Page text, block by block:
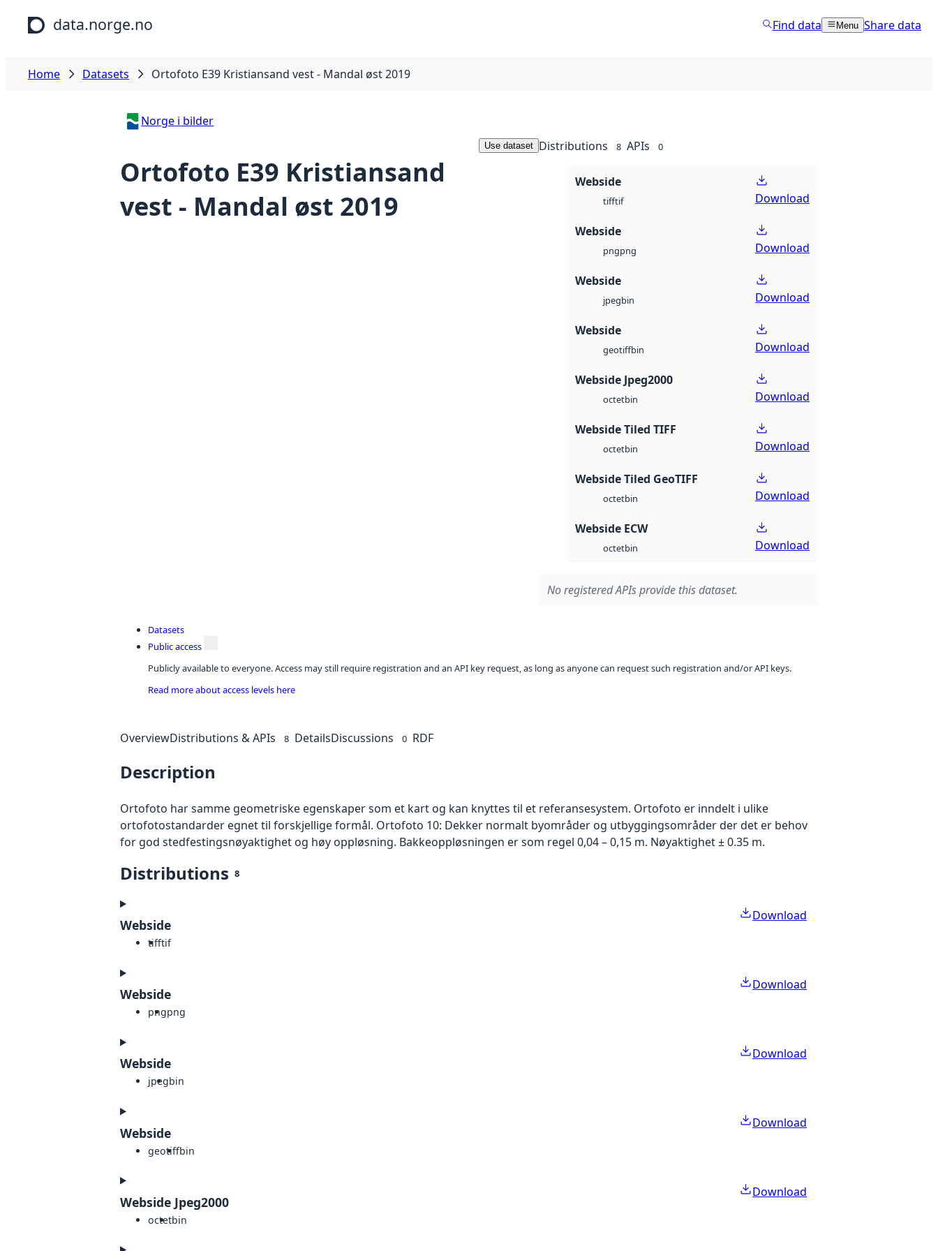
Skip to main content
data.norge.no Find data Menu Share data
Home Datasets Ortofoto E39 Kristiansand vest - Mandal øst 2019
Norge i bilder
Ortofoto E39 Kristiansand
vest - Mandal øst 2019
Use dataset Distributions 8 APIs 0
Webside
tifftif Download
Webside
pngpng Download
Webside
jpegbin Download
Webside
geotiffbin Download
Webside Jpeg2000
octetbin Download
Webside Tiled TIFF
octetbin Download
Webside Tiled GeoTIFF
octetbin Download
Webside ECW
octetbin Download
No registered APIs provide this dataset.
Datasets
Public access
Publicly available to everyone. Access may still require registration and an API key request, as long as anyone can request such registration and/or API keys.
Read more about access levels here
OverviewDistributions & APIs 8 DetailsDiscussions 0 RDF
Description
Ortofoto har samme geometriske egenskaper som et kart og kan knyttes til et referansesystem. Ortofoto er inndelt i ulike
ortofotostandarder egnet til forskjellige formål. Ortofoto 10: Dekker normalt byområder og utbyggingsområder der det er behov
for god stedfestingsnøyaktighet og høy oppløsning. Bakkeoppløsningen er som regel 0,04 – 0,15 m. Nøyaktighet ± 0.35 m.
Distributions 8
Webside
tifftif
Download
Webside
pngpng
Download
Webside
jpegbin
Download
Webside
geotiffbin
Download
Webside Jpeg2000
octetbin
Download